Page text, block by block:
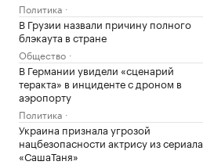
Политика
В Грузии назвали причину полного
блэкаута в стране
Общество
В Германии увидели «сценарий
теракта» в инциденте с дроном в
аэропорту
Политика
Украина признала угрозой
нацбезопасности актрису из сериала
«СашаТаня»